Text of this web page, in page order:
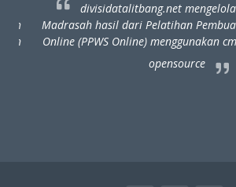
divisidatalitbang.net mengelola
Madrasah hasil dari Pelatihan
Online (PPWS Online) menggunakan
opensource